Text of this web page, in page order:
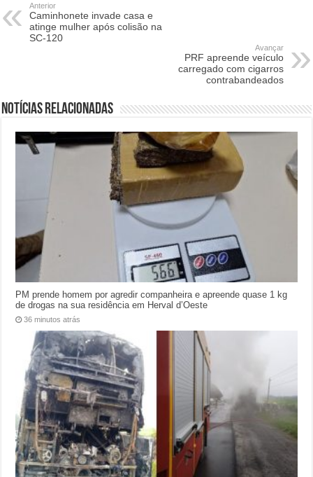
Anterior
Caminhonete invade casa e
atinge mulher após colisão na
SC-120
Avançar
PRF apreende veículo
carregado com cigarros
contrabandeados
Notícias relacionadas
PM prende homem por agredir companheira e apreende quase 1 kg
de drogas na sua residência em Herval d’Oeste
36 minutos atrás